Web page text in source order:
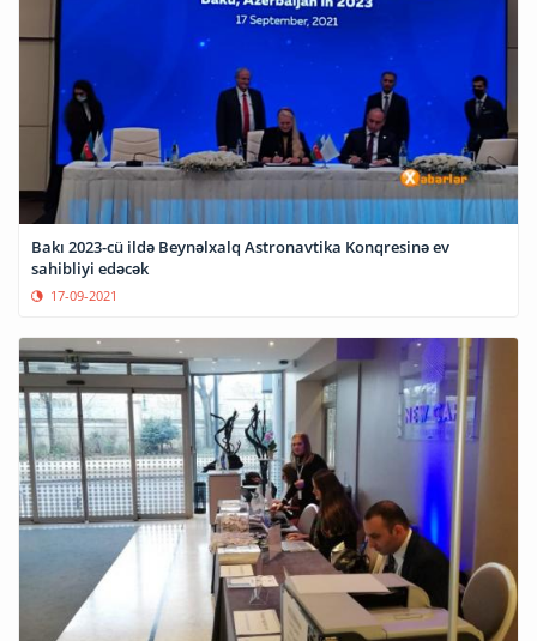
Bakı 2023-cü ildə Beynəlxalq Astronavtika Konqresinə ev
sahibliyi edəcək
17-09-2021